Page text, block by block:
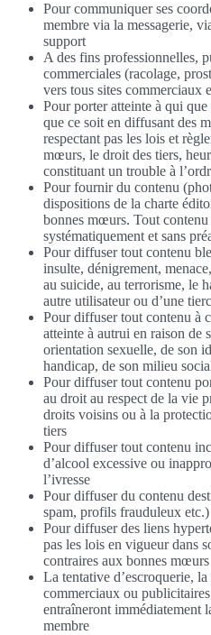
Pour communiquer ses
membre via la messagerie,
support
A des fins professionnelles,
commerciales (racolage,
vers tous sites commerciaux
Pour porter atteinte à qui
que ce soit en diffusant des
respectant pas les lois et
mœurs, le droit des tiers,
constituant un trouble à
Pour fournir du contenu
dispositions de la charte
bonnes mœurs. Tout contenu
systématiquement et sans
Pour diffuser tout contenu
insulte, dénigrement,
au suicide, au terrorisme, le
autre utilisateur ou d’une
Pour diffuser tout contenu à
atteinte à autrui en raison de
orientation sexuelle, de son
handicap, de son milieu
Pour diffuser tout contenu
au droit au respect de la vie
droits voisins ou à la
tiers
Pour diffuser tout contenu
d’alcool excessive ou
l’ivresse
Pour diffuser du contenu
spam, profils frauduleux etc.)
Pour diffuser des liens
pas les lois en vigueur dans
contraires aux bonnes mœurs
La tentative d’escroquerie,
commerciaux ou
entraîneront immédiatement
membre